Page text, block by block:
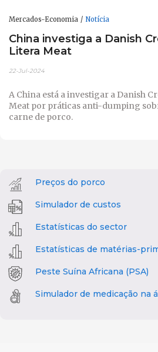
Mercados-Economia Notícia
China investiga a Danish
Litera Meat
22-Jul-2024
A China está a investigar a Danish
Meat por práticas anti-dumping
carne de porco.
Preços do porco
Simulador de custos
Estatísticas do sector
Estatísticas de matérias-
Peste Suína Africana (PSA)
Simulador de medicação na